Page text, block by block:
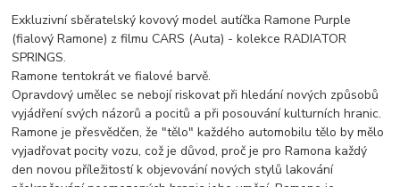
Exkluzivní sběratelský kovový model autíčka Ramone Purple
(fialový Ramone) z filmu CARS (Auta) - kolekce RADIATOR
SPRINGS.
Ramone tentokrát ve fialové barvě.
Opravdový umělec se nebojí riskovat při hledání nových způsobů
vyjádření svých názorů a pocitů a při posouvání kulturních hranic.
Ramone je přesvědčen, že "tělo" každého automobilu tělo by mělo
vyjadřovat pocity vozu, což je důvod, proč je pro Ramona každý
den novou příležitostí k objevování nových stylů lakování